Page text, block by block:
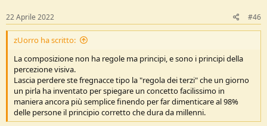
22 Aprile 2022 #46
zUorro ha scritto:
La composizione non ha regole ma principi, e sono i principi della
percezione visiva.
Lascia perdere ste fregnacce tipo la "regola dei terzi" che un giorno
un pirla ha inventato per spiegare un concetto facilissimo in
maniera ancora più semplice finendo per far dimenticare al 98%
delle persone il principio corretto che dura da millenni.